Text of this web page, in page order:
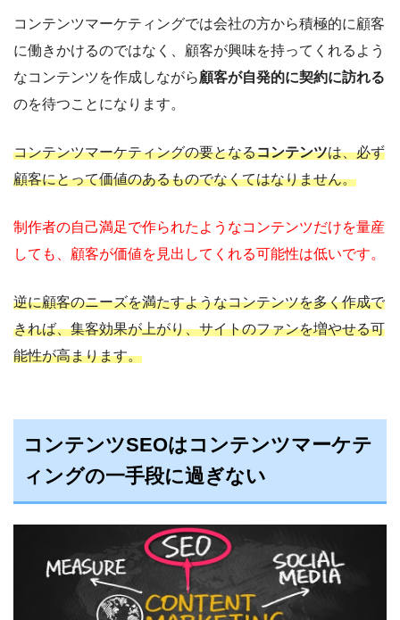
コンテンツマーケティングでは会社の方から積極的に顧客
に働きかけるのではなく、顧客が興味を持ってくれるよう
なコンテンツを作成しながら顧客が自発的に契約に訪れる
のを待つことになります。
コンテンツマーケティングの要となるコンテンツは、必ず
顧客にとって価値のあるものでなくてはなりません。
制作者の自己満足で作られたようなコンテンツだけを量産
しても、顧客が価値を見出してくれる可能性は低いです。
逆に顧客のニーズを満たすようなコンテンツを多く作成で
きれば、集客効果が上がり、サイトのファンを増やせる可
能性が高まります。
コンテンツSEOはコンテンツマーケテ
ィングの一手段に過ぎない